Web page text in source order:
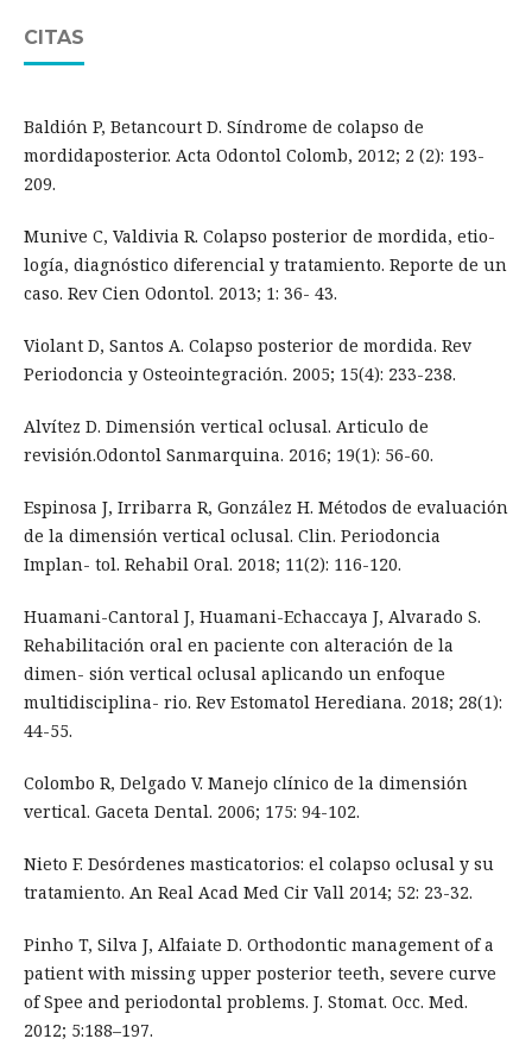
CITAS
Baldión P, Betancourt D. Síndrome de colapso de
mordidaposterior. Acta Odontol Colomb, 2012; 2 (2): 193-
209.
Munive C, Valdivia R. Colapso posterior de mordida, etio-
logía, diagnóstico diferencial y tratamiento. Reporte de un
caso. Rev Cien Odontol. 2013; 1: 36- 43.
Violant D, Santos A. Colapso posterior de mordida. Rev
Periodoncia y Osteointegración. 2005; 15(4): 233-238.
Alvítez D. Dimensión vertical oclusal. Articulo de
revisión.Odontol Sanmarquina. 2016; 19(1): 56-60.
Espinosa J, Irribarra R, González H. Métodos de evaluación
de la dimensión vertical oclusal. Clin. Periodoncia
Implan- tol. Rehabil Oral. 2018; 11(2): 116-120.
Huamani-Cantoral J, Huamani-Echaccaya J, Alvarado S.
Rehabilitación oral en paciente con alteración de la
dimen- sión vertical oclusal aplicando un enfoque
multidisciplina- rio. Rev Estomatol Herediana. 2018; 28(1):
44-55.
Colombo R, Delgado V. Manejo clínico de la dimensión
vertical. Gaceta Dental. 2006; 175: 94-102.
Nieto F. Desórdenes masticatorios: el colapso oclusal y su
tratamiento. An Real Acad Med Cir Vall 2014; 52: 23-32.
Pinho T, Silva J, Alfaiate D. Orthodontic management of a
patient with missing upper posterior teeth, severe curve
of Spee and periodontal problems. J. Stomat. Occ. Med.
2012; 5:188–197.